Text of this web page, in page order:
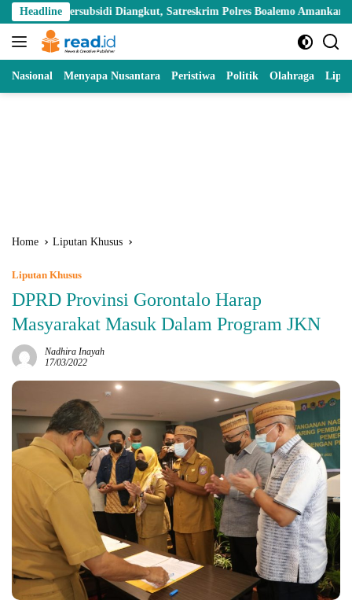
Skip
to
content
HeadlineDiangkut, Satreskrim Polres Boalemo Amankan Mobil Pick Up
Nasional Menyapa Nusantara Peristiwa Politik Olahraga
Home Liputan Khusus
Liputan Khusus
DPRD Provinsi Gorontalo Harap
Masyarakat Masuk Dalam Program JKN
Nadhira Inayah
17/03/2022